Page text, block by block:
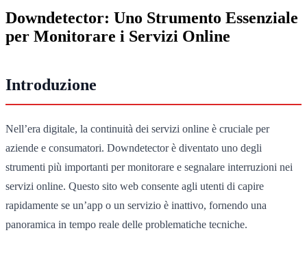
Downdetector: Uno Strumento Essenziale
per Monitorare i Servizi Online
Introduzione
Nell’era digitale, la continuità dei servizi online è cruciale per
aziende e consumatori. Downdetector è diventato uno degli
strumenti più importanti per monitorare e segnalare interruzioni nei
servizi online. Questo sito web consente agli utenti di capire
rapidamente se un’app o un servizio è inattivo, fornendo una
panoramica in tempo reale delle problematiche tecniche.